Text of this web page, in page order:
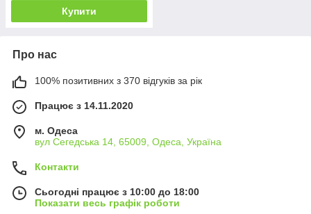
Купити
Про нас
100% позитивних з 370 відгуків за рік
Працює з 14.11.2020
м. Одеса
вул Сегедська 14, 65009, Одеса, Україна
Контакти
Сьогодні працює з 10:00 до 18:00
Показати весь графік роботи